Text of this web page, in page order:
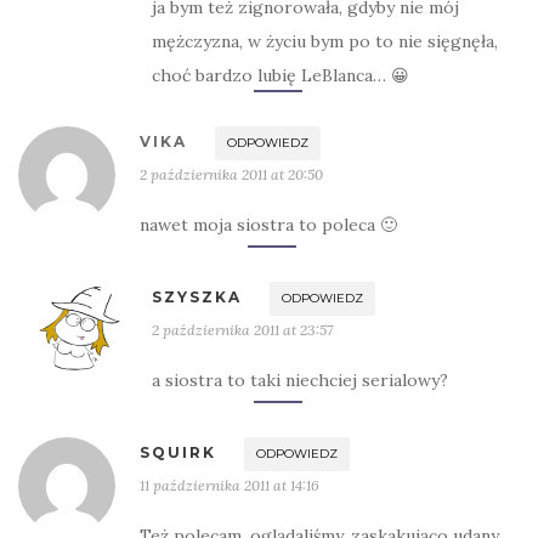
ja bym też zignorowała, gdyby nie mój
mężczyzna, w życiu bym po to nie sięgnęła,
choć bardzo lubię LeBlanca… 😀
VIKA ODPOWIEDZ
2 października 2011 at 20:50
nawet moja siostra to poleca 🙂
SZYSZKA ODPOWIEDZ
2 października 2011 at 23:57
a siostra to taki niechciej serialowy?
SQUIRK ODPOWIEDZ
11 października 2011 at 14:16